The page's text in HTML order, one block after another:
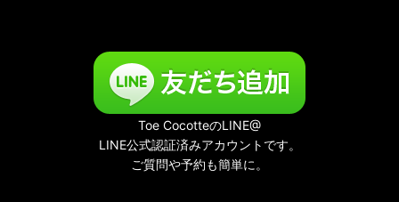
Toe CocotteのLINE@
LINE公式認証済みアカウントです。
ご質問や予約も簡単に。